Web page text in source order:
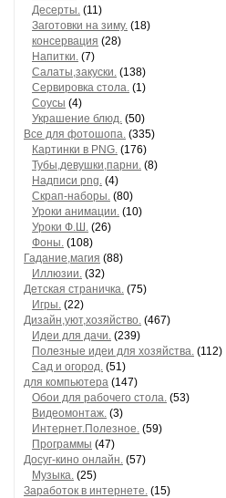
Десерты. (11)
Заготовки на зиму. (18)
консервация (28)
Напитки. (7)
Салаты,закуски. (138)
Сервировка стола. (1)
Соусы (4)
Украшение блюд. (50)
Все для фотошопа. (335)
Картинки в PNG. (176)
Тубы,девушки,парни. (8)
Надписи png. (4)
Скрап-наборы. (80)
Уроки анимации. (10)
Уроки Ф.Ш. (26)
Фоны. (108)
Гадание,магия (88)
Иллюзии. (32)
Детская страничка. (75)
Игры. (22)
Дизайн,уют,хозяйство. (467)
Идеи для дачи. (239)
Полезные идеи для хозяйства. (112)
Сад и огород. (51)
для компьютера (147)
Обои для рабочего стола. (53)
Видеомонтаж. (3)
Интернет.Полезное. (59)
Программы (47)
Досуг-кино онлайн. (57)
Музыка. (25)
Заработок в интернете. (15)